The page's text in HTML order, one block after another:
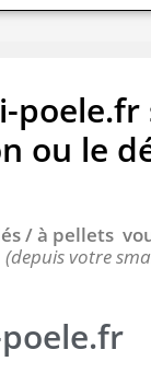
ou le
/ à pellets
(depuis votre